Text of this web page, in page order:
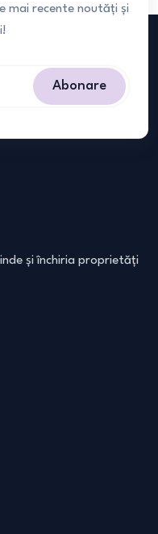
mai recente noutăți și
Abonare
și închiria proprietăți